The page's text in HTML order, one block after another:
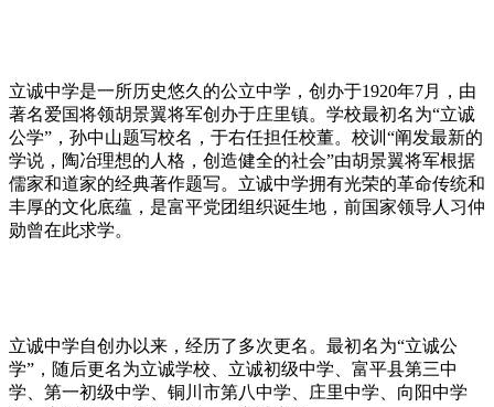
立诚中学是一所历史悠久的公立中学，创办于1920年7月，由
著名爱国将领胡景翼将军创办于庄里镇。学校最初名为“立诚
公学”，孙中山题写校名，于右任担任校董。校训“阐发最新的
学说，陶冶理想的人格，创造健全的社会”由胡景翼将军根据
儒家和道家的经典著作题写。立诚中学拥有光荣的革命传统和
丰厚的文化底蕴，是富平党团组织诞生地，前国家领导人习仲
勋曾在此求学。
立诚中学自创办以来，经历了多次更名。最初名为“立诚公
学”，随后更名为立诚学校、立诚初级中学、富平县第三中
学、第一初级中学、铜川市第八中学、庄里中学、向阳中学